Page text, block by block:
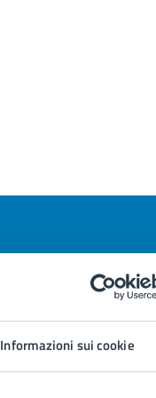
Informazioni sui cookie